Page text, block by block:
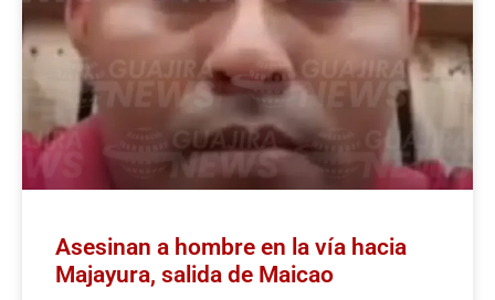
Asesinan a hombre en la vía hacia
Majayura, salida de Maicao